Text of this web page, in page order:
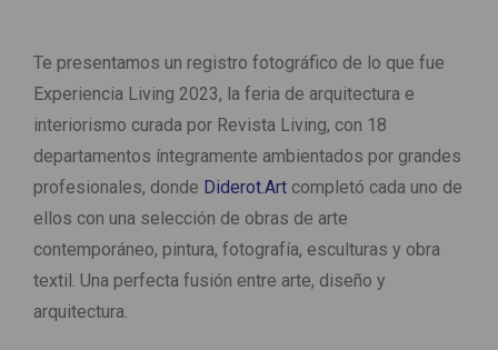
Te presentamos un registro fotográfico de lo que fue
Experiencia Living 2023, la feria de arquitectura e
interiorismo curada por Revista Living, con 18
departamentos íntegramente ambientados por grandes
profesionales, donde Diderot.Art completó cada uno de
ellos con una selección de obras de arte
contemporáneo, pintura, fotografía, esculturas y obra
textil. Una perfecta fusión entre arte, diseño y
arquitectura.